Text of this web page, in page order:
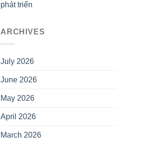
phát triển
ARCHIVES
July 2026
June 2026
May 2026
April 2026
March 2026